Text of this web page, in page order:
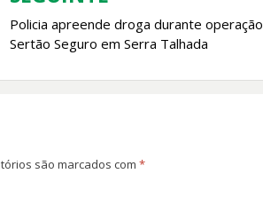
Policia apreende droga durante operação
Sertão Seguro em Serra Talhada
são marcados com *